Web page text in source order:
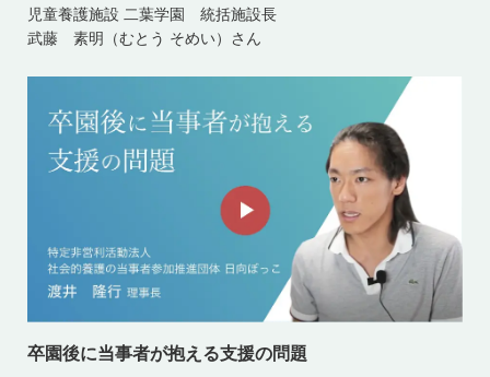
児童養護施設 二葉学園 統括施設長
武藤 素明（むとう そめい）さん
卒園後に当事者が抱える支援の問題